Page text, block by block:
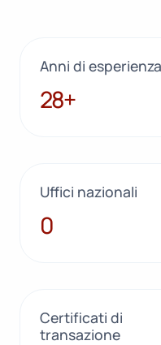
Anni di esperienza
28+
28+
Uffici nazionali
10
0
Certificati di
transazione